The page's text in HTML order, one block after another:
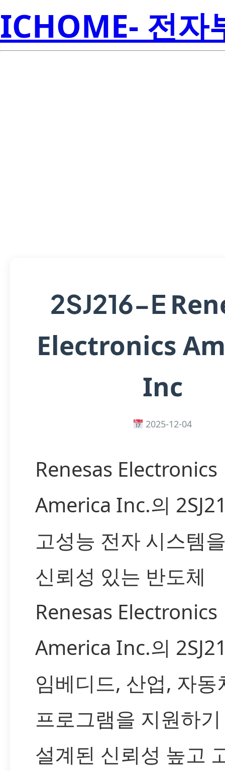
ICHOME- 전자
2SJ216-E
Electronics
Inc
2025-12-04
Renesas Electronics
America Inc.의
고성능 전자 시스템
신뢰성 있는 반도체
Renesas Electronics
America Inc.의
임베디드, 산업, 자동
프로그램을 지원하
설계된 신뢰성 높고